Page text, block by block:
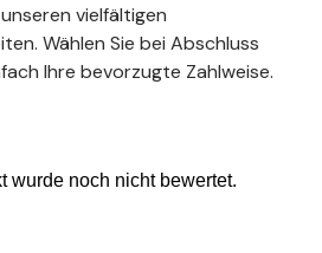
vielfältigen
Wählen Sie bei Abschluss
Ihre bevorzugte Zahlweise.